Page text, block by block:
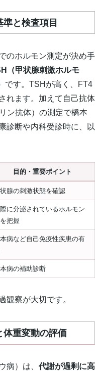
と検査項目
のホルモン測定が決め手
（甲状腺刺激ホルモ
です。TSHが高く、FT4
れます。加えて自己抗体
ン抗体）の測定で橋本
診断や内科受診時に、以
目的・重要ポイント
腺の刺激状態を確認
に分泌されているホルモン
把握
病など自己免疫性疾患の有
病の補助診断
観察が大切です。
体重変動の評価
病）は、 代謝が過剰に高